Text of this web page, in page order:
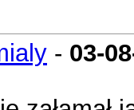
- 03-